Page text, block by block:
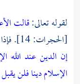
لقوله تعالى:قالت
[الحجرات: 14]. فإذا كان على الحقيقة فهو على قوله جل ذكره:
إن الدين عند الله
الإسلام دينا فلن